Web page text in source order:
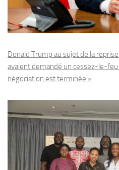
Donald Trump au sujet de la
avaient demandé un cessez-le-
négociation est terminée »